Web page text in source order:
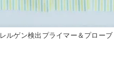
ルゲン検出プライマー＆プローブ